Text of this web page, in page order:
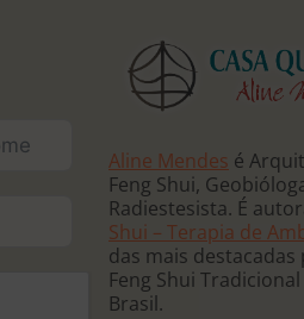
Aline Mendes é
Feng Shui,
Radiestesista. É
Shui – Terapia de
das mais
Feng Shui
Brasil.